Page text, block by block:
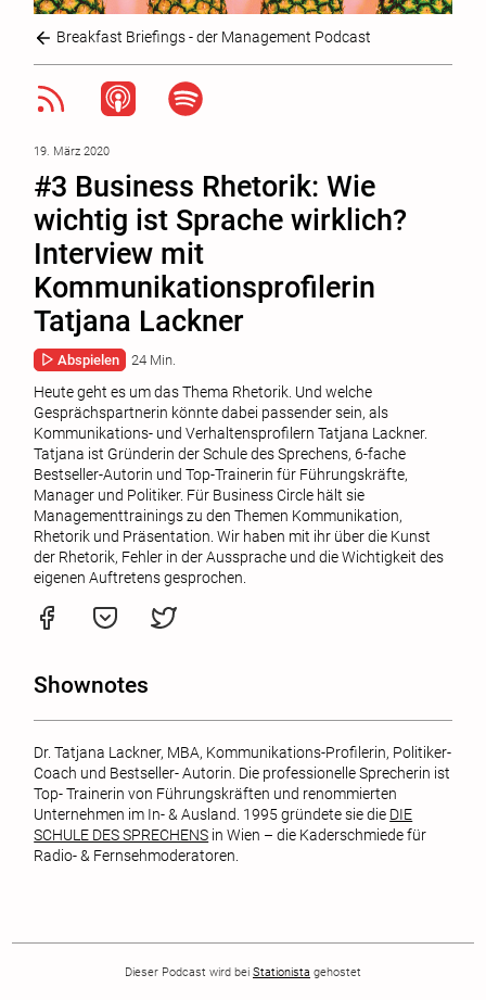
Breakfast Briefings - der Management Podcast
19. März 2020
#3 Business Rhetorik: Wie
wichtig ist Sprache wirklich?
Interview mit
Kommunikationsprofilerin
Tatjana Lackner
Abspielen 24 Min.
Heute geht es um das Thema Rhetorik. Und welche
Gesprächspartnerin könnte dabei passender sein, als
Kommunikations- und Verhaltensprofilern Tatjana Lackner.
Tatjana ist Gründerin der Schule des Sprechens, 6-fache
Bestseller-Autorin und Top-Trainerin für Führungskräfte,
Manager und Politiker. Für Business Circle hält sie
Managementtrainings zu den Themen Kommunikation,
Rhetorik und Präsentation. Wir haben mit ihr über die Kunst
der Rhetorik, Fehler in der Aussprache und die Wichtigkeit des
eigenen Auftretens gesprochen.
Shownotes
Dr. Tatjana Lackner, MBA, Kommunikations-Profilerin, Politiker-
Coach und Bestseller- Autorin. Die professionelle Sprecherin ist
Top- Trainerin von Führungskräften und renommierten
Unternehmen im In- & Ausland. 1995 gründete sie die DIE
SCHULE DES SPRECHENS in Wien – die Kaderschmiede für
Radio- & Fernsehmoderatoren.
Dieser Podcast wird bei Stationista gehostet